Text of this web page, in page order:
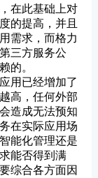
在此基础上对
的提高，并且
需求，而格力
三方服务公
的。
用已经增加了
高，任何外部
造成无法预知
在实际应用场
能化管理还是
能否得到满
综合各方面因